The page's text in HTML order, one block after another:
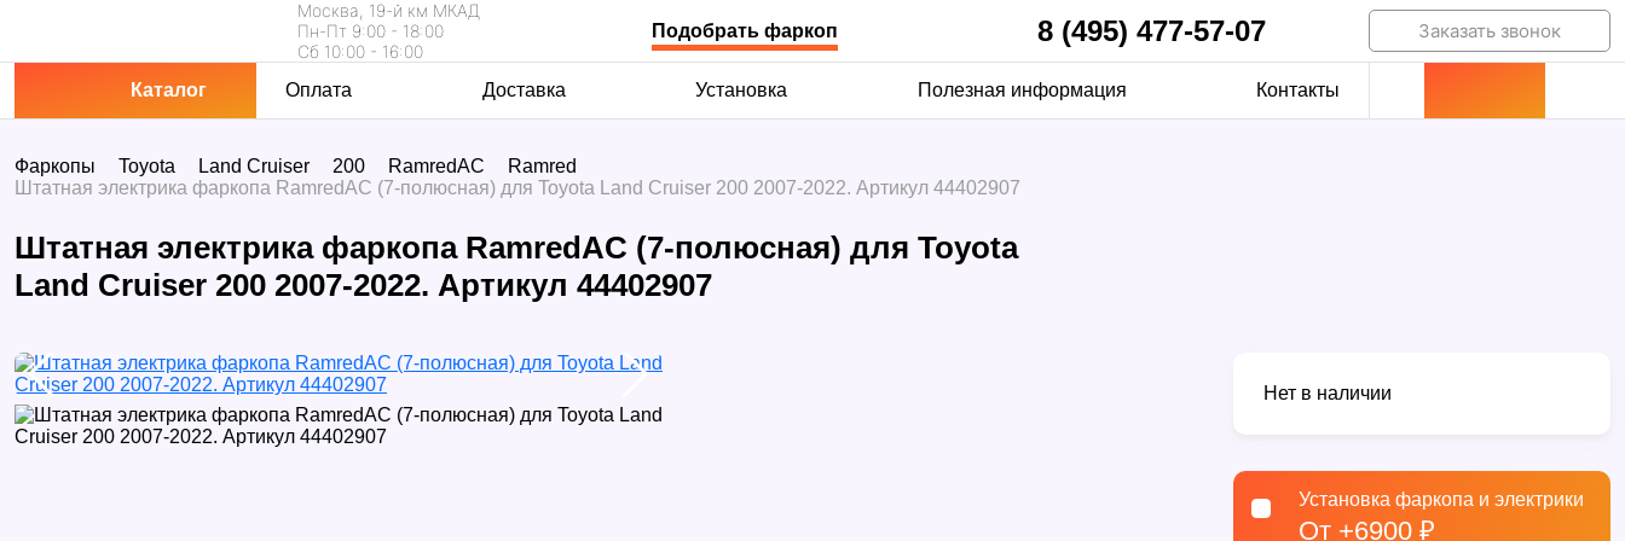
Москва, 19-й км МКАД
Пн-Пт 9:00 - 18:00
Сб 10:00 - 16:00
Подобрать фаркоп 8 (495) 477-57-07 Заказать звонок
Каталог Оплата Доставка Установка Полезная информация Контакты
Фаркопы Toyota Land Cruiser 200 RamredAC
Ramred
Штатная электрика фаркопа RamredAC (7-полюсная) для Toyota Land Cruiser 200 2007-2022. Артикул 44402907
Штатная электрика фаркопа RamredAC (7-полюсная) для Toyota
Land Cruiser 200 2007-2022. Артикул 44402907
Нет в наличии
Установка фаркопа и электрики
От +6900 ₽